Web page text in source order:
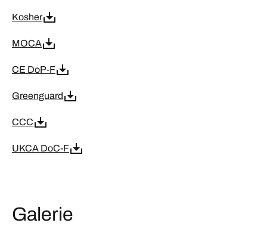
Kosher
MOCA
CE DoP-F
Greenguard
CCC
UKCA DoC-F
Galerie